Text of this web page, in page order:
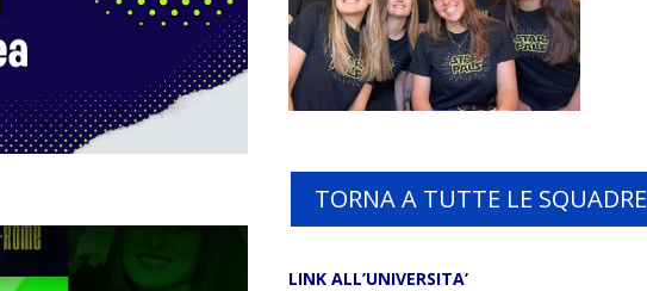
TORNA A TUTTE LE SQUADRE
LINK ALL’UNIVERSITA’